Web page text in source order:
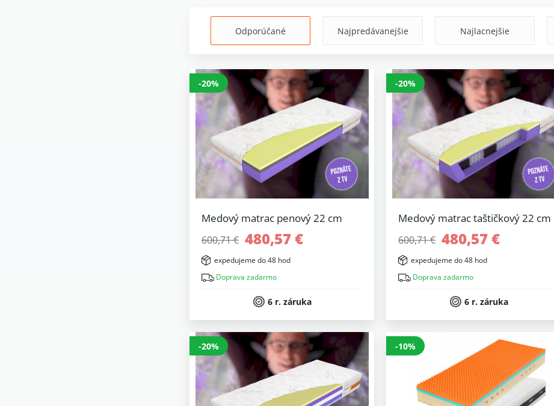
Odporúčané Najpredávanejšie Najlacnejšie
-20%
Medový matrac penový 22 cm
600,71 € 480,57 €
expedujeme do 48 hod
Doprava zadarmo
6 r. záruka
-20%
Medový matrac taštičkový 22 cm
600,71 € 480,57 €
expedujeme do 48 hod
Doprava zadarmo
6 r. záruka
-20% -10%